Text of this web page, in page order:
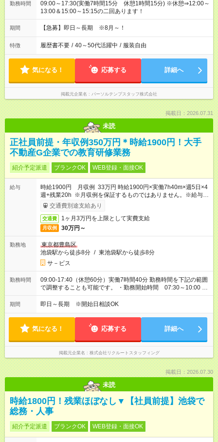
勤務時間
09:00～17:30(実働7時間15分 休憩1時間15分) ※休憩⇒12:00～
13:00＆15:00～15:15の二回あります！
期間 【急募】即日～長期 ※8月～！
特徴 履歴書不要 / 40～50代活躍中 / 服装自由
気になる！ 応募する 詳細へ
掲載元企業名 パーソルテンプスタッフ株式会社
掲載日：2026.07.31
未読
正社員前提・年収例350万円＊時給1900円！大手
不動産G企業での教育研修業務
紹介予定派遣 ブランクOK WEB登録・面接OK
給与
時給1900円 月収例 33万円 時給1900円×実働7h40m×週5日×4
週+残業20h ※月収例を保証するものではありません。※給与即
受取りサービス利用可（利用条件有）
交通費別途支給あり
交通費 1ヶ月3万円を上限として実費支給
月収例 30万円～
勤務地
東京都豊島区
池袋駅から徒歩8分 / 東池袋駅から徒歩8分
サ－ビス
勤務時間
09:00-17:40（休憩60分）実働7時間40分 勤務時間を下記の範囲
で調整することも可能です。 ・勤務開始時間 07:30～10:00 ・
勤務終了時間 16:10～18:40
期間 即日～長期 ※開始日相談OK
気になる！ 応募する 詳細へ
掲載元企業名 株式会社リクルートスタッフィング
掲載日：2026.07.30
未読
時給1800円！残業ほぼなし▼【社員前提】池袋で
総務・人事
紹介予定派遣 ブランクOK WEB登録・面接OK